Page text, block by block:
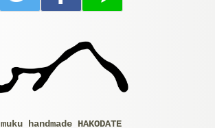
muku handmade HAKODATE